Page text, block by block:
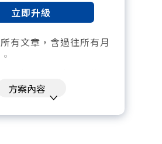
立即升級
有文章，含過往所有月
動扣款。
子報：國際、金融、科
方案內容